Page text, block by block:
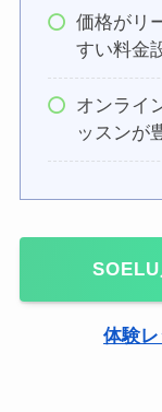
価格がリ
すい料金
オンライ
ッスンが
体験